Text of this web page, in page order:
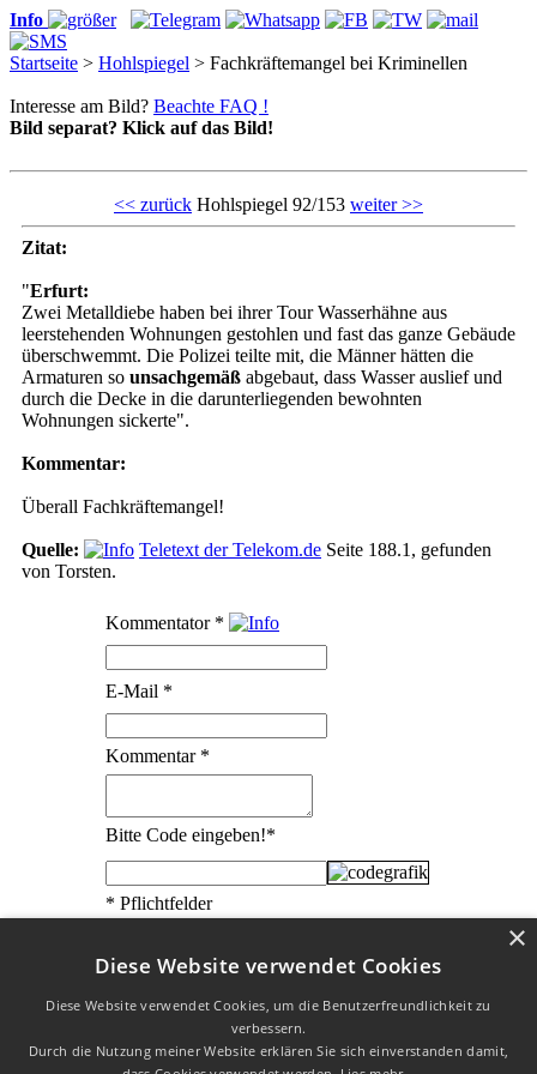
Info
Startseite > Hohlspiegel > Fachkräftemangel bei Kriminellen
Interesse am Bild? Beachte FAQ !
Bild separat? Klick auf das Bild!
<< zurück Hohlspiegel 92/153 weiter >>
Zitat:
"Erfurt:
Zwei Metalldiebe haben bei ihrer Tour Wasserhähne aus
leerstehenden Wohnungen gestohlen und fast das ganze Gebäude
überschwemmt. Die Polizei teilte mit, die Männer hätten die
Armaturen so unsachgemäß abgebaut, dass Wasser auslief und
durch die Decke in die darunterliegenden bewohnten
Wohnungen sickerte".
Kommentar:
Überall Fachkräftemangel!
Quelle: Teletext der Telekom.de Seite 188.1, gefunden
von Torsten.
Kommentator *
E-Mail *
Kommentar *
Bitte Code eingeben!*
* Pflichtfelder
W3C CSS √| Letzte Aktualisierung am
23.02.2020
Diese Website verwendet Cookies
Diese Website verwendet Cookies, um die Benutzerfreundlichkeit zu
verbessern.
Durch die Nutzung meiner Website erklären Sie sich einverstanden damit,
×